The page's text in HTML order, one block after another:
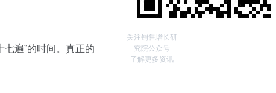
遍”的时间。真正的
关注销售增长研
究院公众号
了解更多资讯